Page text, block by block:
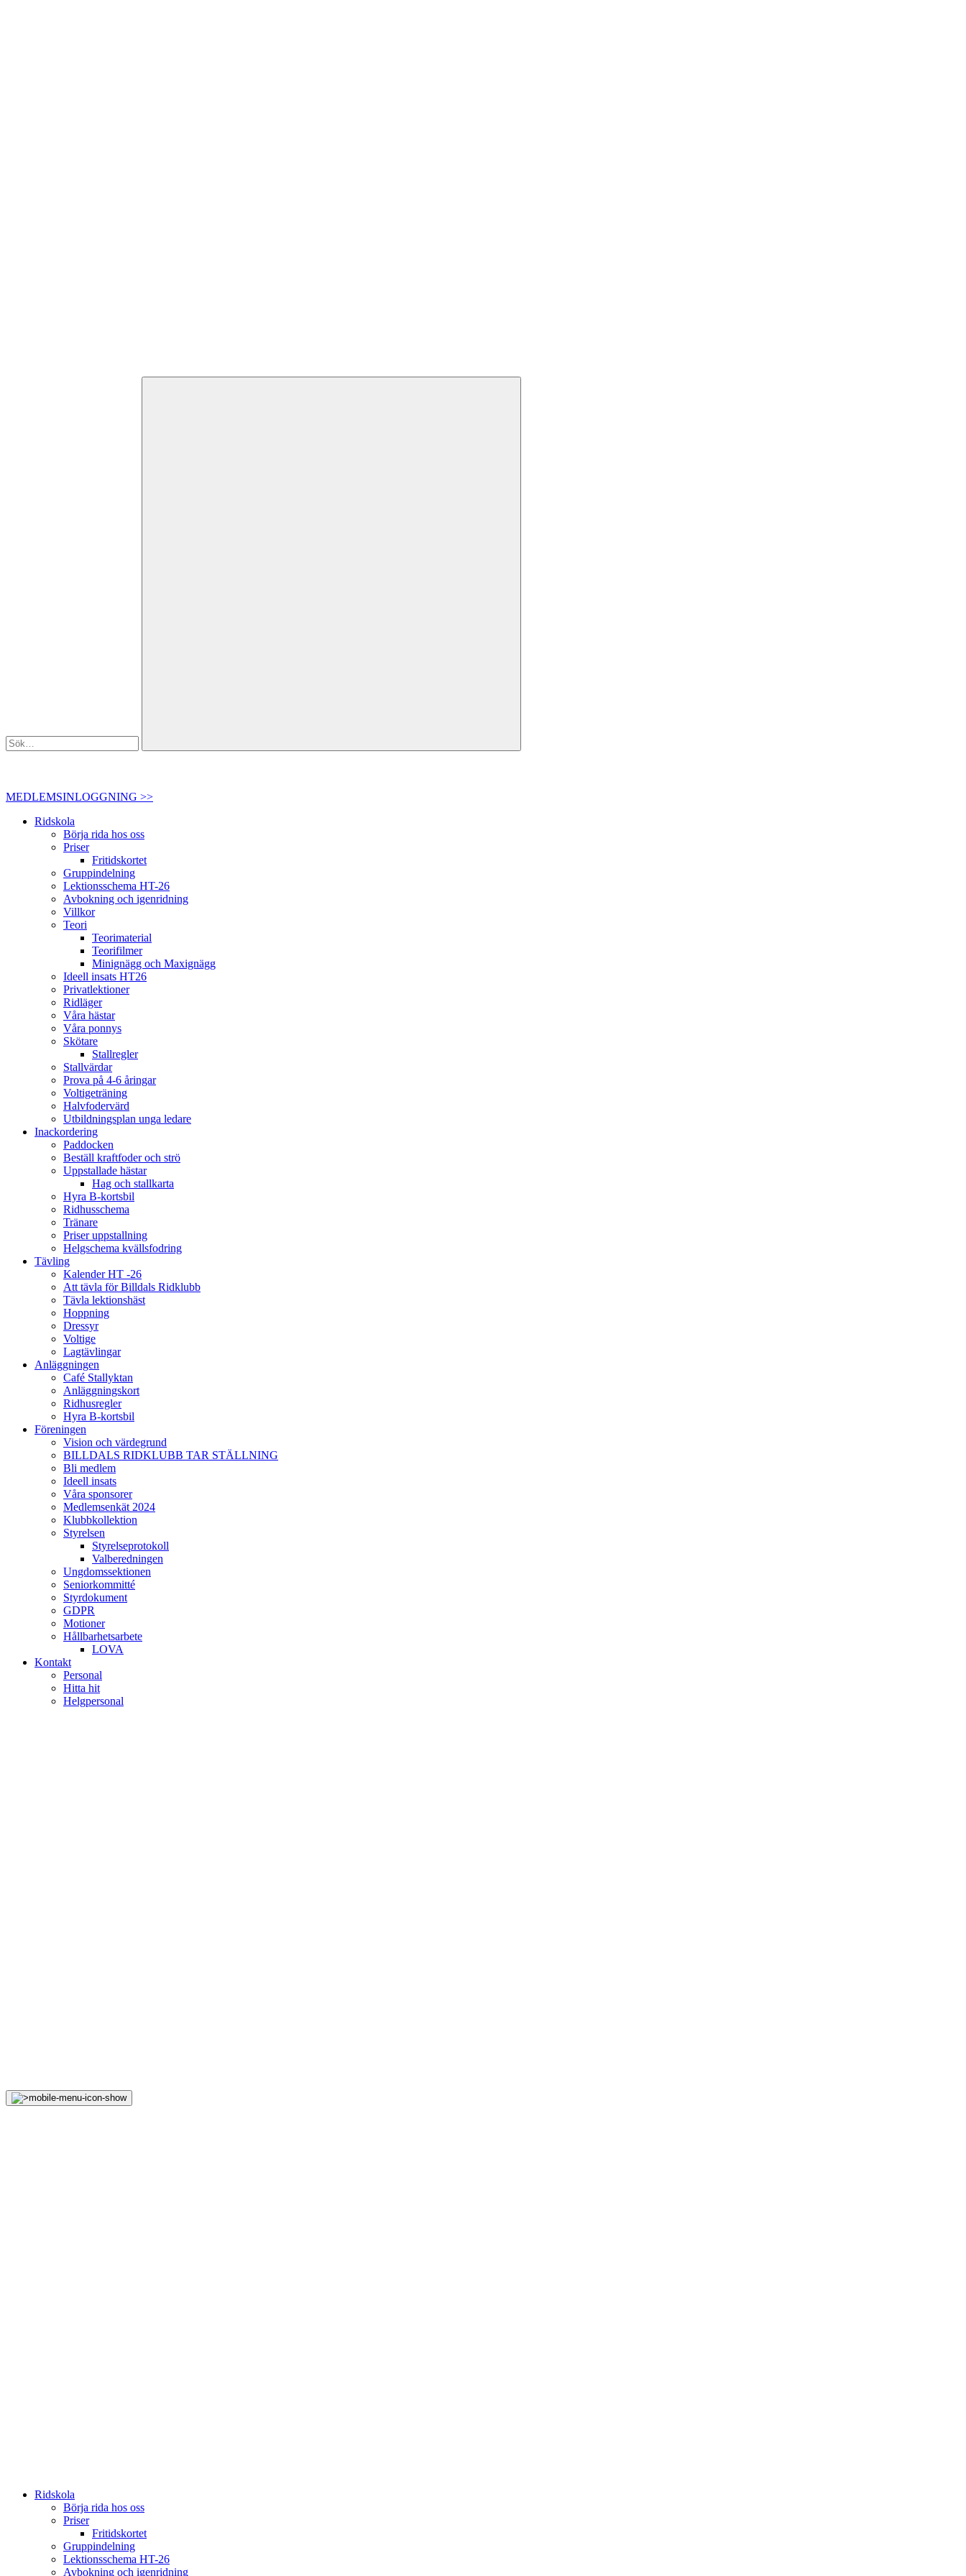
MEDLEMSINLOGGNING >>
Ridskola
Börja rida hos oss
Priser
Fritidskortet
Gruppindelning
Lektionsschema HT-26
Avbokning och igenridning
Villkor
Teori
Teorimaterial
Teorifilmer
Minignägg och Maxignägg
Ideell insats HT26
Privatlektioner
Ridläger
Våra hästar
Våra ponnys
Skötare
Stallregler
Stallvärdar
Prova på 4-6 åringar
Voltigeträning
Halvfodervärd
Utbildningsplan unga ledare
Inackordering
Paddocken
Beställ kraftfoder och strö
Uppstallade hästar
Hag och stallkarta
Hyra B-kortsbil
Ridhusschema
Tränare
Priser uppstallning
Helgschema kvällsfodring
Tävling
Kalender HT -26
Att tävla för Billdals Ridklubb
Tävla lektionshäst
Hoppning
Dressyr
Voltige
Lagtävlingar
Anläggningen
Café Stallyktan
Anläggningskort
Ridhusregler
Hyra B-kortsbil
Föreningen
Vision och värdegrund
BILLDALS RIDKLUBB TAR STÄLLNING
Bli medlem
Ideell insats
Våra sponsorer
Medlemsenkät 2024
Klubbkollektion
Styrelsen
Styrelseprotokoll
Valberedningen
Ungdomssektionen
Seniorkommitté
Styrdokument
GDPR
Motioner
Hållbarhetsarbete
LOVA
Kontakt
Personal
Hitta hit
Helgpersonal
Ridskola
Börja rida hos oss
Priser
Fritidskortet
Gruppindelning
Lektionsschema HT-26
Avbokning och igenridning